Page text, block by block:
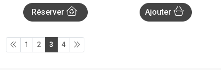
Réserver Ajouter
1 2 3 4